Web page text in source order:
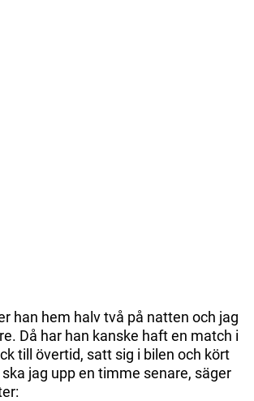
han hem halv två på natten och jag
Då har han kanske haft en match i
till övertid, satt sig i bilen och kört
jag upp en timme senare, säger